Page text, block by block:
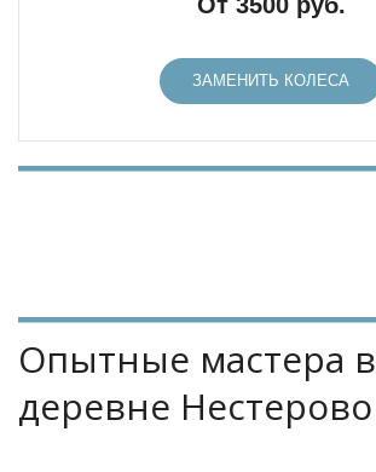
ЗАМЕНИТЬ КОЛЕСА
Опытные мастера в
деревне Нестерово